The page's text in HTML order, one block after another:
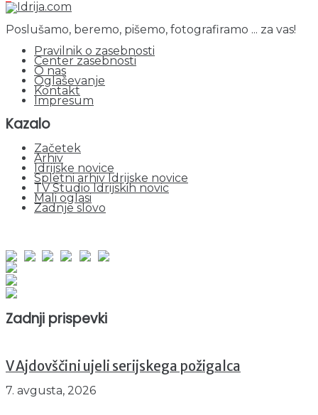
Poslušamo, beremo, pišemo, fotografiramo ... za vas!
Pravilnik o zasebnosti
Center zasebnosti
O nas
Oglaševanje
Kontakt
Impresum
Kazalo
Začetek
Arhiv
Idrijske novice
Spletni arhiv Idrijske novice
TV Studio Idrijskih novic
Mali oglasi
Zadnje slovo
Zadnji prispevki
V Ajdovščini ujeli serijskega požigalca
7. avgusta, 2026